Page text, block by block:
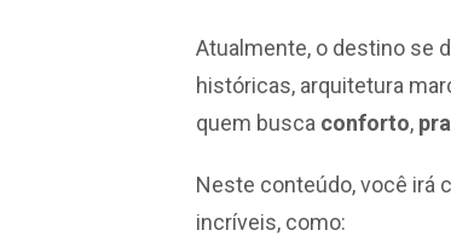
Atualmente, o destino se
históricas, arquitetura
quem busca conforto,
Neste conteúdo, você irá
incríveis, como: